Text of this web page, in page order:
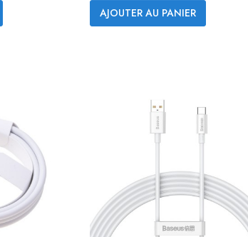
AJOUTER AU PANIER